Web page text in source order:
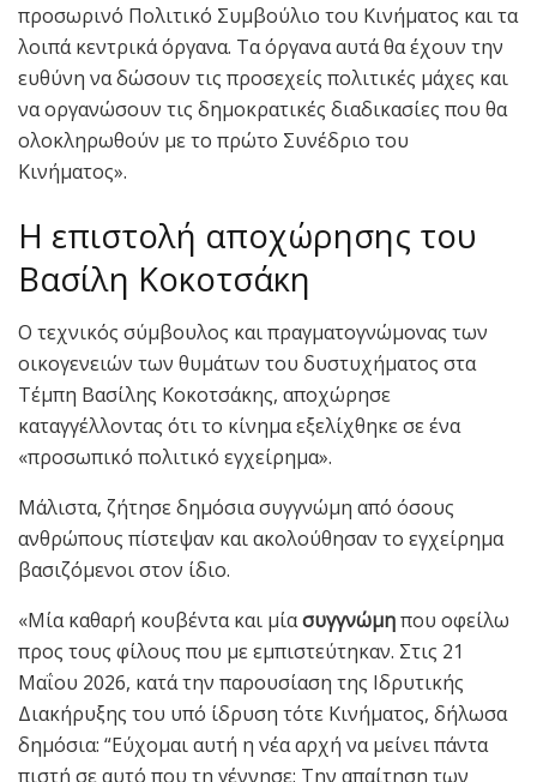
προσωρινό Πολιτικό Συμβούλιο του Κινήματος και τα
λοιπά κεντρικά όργανα. Τα όργανα αυτά θα έχουν την
ευθύνη να δώσουν τις προσεχείς πολιτικές μάχες και
να οργανώσουν τις δημοκρατικές διαδικασίες που θα
ολοκληρωθούν με το πρώτο Συνέδριο του
Κινήματος».
Η επιστολή αποχώρησης του
Βασίλη Κοκοτσάκη
Ο τεχνικός σύμβουλος και πραγματογνώμονας των
οικογενειών των θυμάτων του δυστυχήματος στα
Τέμπη Βασίλης Κοκοτσάκης, αποχώρησε
καταγγέλλοντας ότι το κίνημα εξελίχθηκε σε ένα
«προσωπικό πολιτικό εγχείρημα».
Μάλιστα, ζήτησε δημόσια συγγνώμη από όσους
ανθρώπους πίστεψαν και ακολούθησαν το εγχείρημα
βασιζόμενοι στον ίδιο.
«Μία καθαρή κουβέντα και μίασυγγνώμηπου οφείλω
προς τους φίλους που με εμπιστεύτηκαν. Στις 21
Μαΐου 2026, κατά την παρουσίαση της Ιδρυτικής
Διακήρυξης του υπό ίδρυση τότε Κινήματος, δήλωσα
δημόσια: “Εύχομαι αυτή η νέα αρχή να μείνει πάντα
πιστή σε αυτό που τη γέννησε: Την απαίτηση των